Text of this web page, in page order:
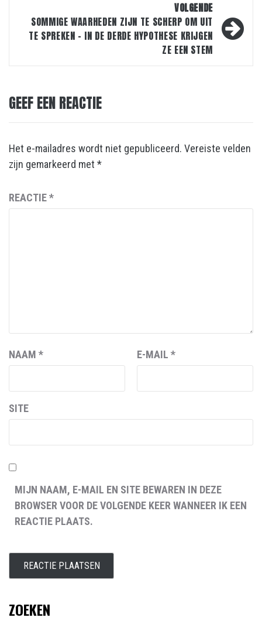
VOLGENDE
SOMMIGE WAARHEDEN ZIJN TE SCHERP OM UIT
TE SPREKEN – IN DE DERDE HYPOTHESE KRIJGEN
ZE EEN STEM
GEEF EEN REACTIE
Het e-mailadres wordt niet gepubliceerd. Vereiste velden
zijn gemarkeerd met *
REACTIE*
NAAM * E-MAIL *
SITE
MIJN NAAM, E-MAIL EN SITE BEWAREN IN DEZE
BROWSER VOOR DE VOLGENDE KEER WANNEER IK EEN
REACTIE PLAATS.
ZOEKEN